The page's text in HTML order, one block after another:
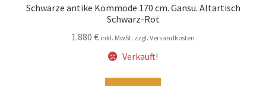
Schwarze antike Kommode 170 cm. Gansu. Altartisch
Schwarz-Rot
1.880 € inkl. MwSt. zzgl. Versandkosten
Verkauft!